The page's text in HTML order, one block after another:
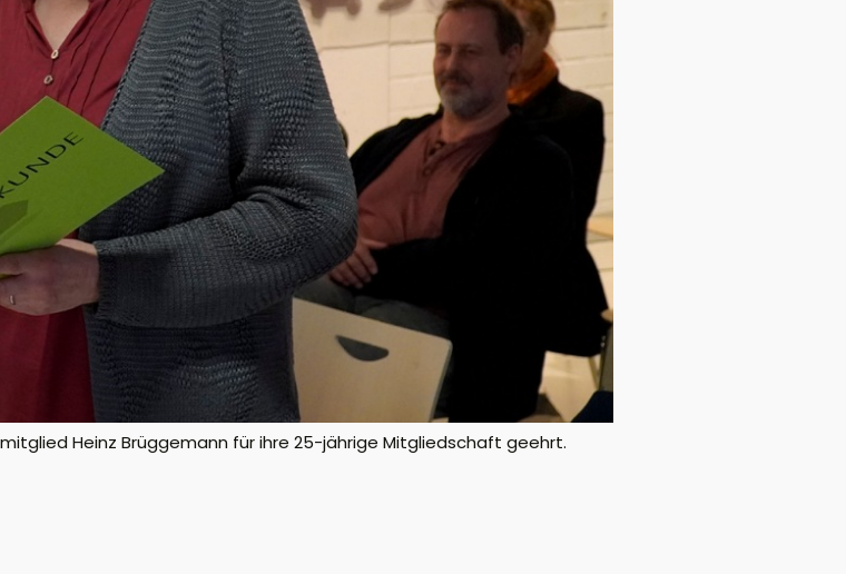
Heinz Brüggemann für ihre 25-jährige Mitgliedschaft geehrt.